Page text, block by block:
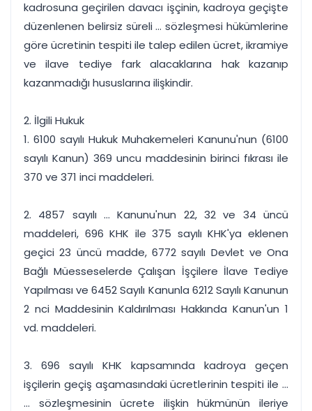
kadrosuna geçirilen davacı işçinin, kadroya geçişte
düzenlenen belirsiz süreli ... sözleşmesi hükümlerine
göre ücretinin tespiti ile talep edilen ücret, ikramiye
ve ilave tediye fark alacaklarına hak kazanıp
kazanmadığı hususlarına ilişkindir.
2. İlgili Hukuk
1. 6100 sayılı Hukuk Muhakemeleri Kanunu'nun (6100
sayılı Kanun) 369 uncu maddesinin birinci fıkrası ile
370 ve 371 inci maddeleri.
2. 4857 sayılı ... Kanunu'nun 22, 32 ve 34 üncü
maddeleri, 696 KHK ile 375 sayılı KHK'ya eklenen
geçici 23 üncü madde, 6772 sayılı Devlet ve Ona
Bağlı Müesseselerde Çalışan İşçilere İlave Tediye
Yapılması ve 6452 Sayılı Kanunla 6212 Sayılı Kanunun
2 nci Maddesinin Kaldırılması Hakkında Kanun'un 1
vd. maddeleri.
3. 696 sayılı KHK kapsamında kadroya geçen
işçilerin geçiş aşamasındaki ücretlerinin tespiti ile ...
... sözleşmesinin ücrete ilişkin hükmünün ileriye